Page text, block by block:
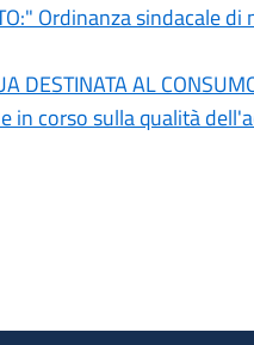
Ordinanza sindacale
DESTINATA AL
in corso sulla qualità